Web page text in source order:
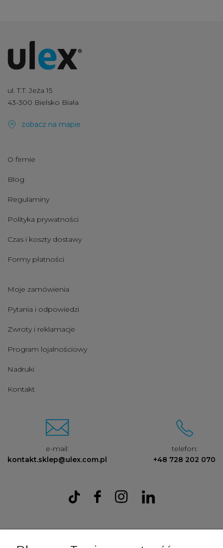
ul. T.T. Jeża 15
43-300 Bielsko Biała
zobacz na mapie
O firmie
Blog
Regulaminy
Polityka prywatności
Czas i koszty dostawy
Formy płatności
Moje zamówienia
Pytania i odpowiedzi
Zwroty i reklamacje
Program lojalnościowy
Nadruki
Kontakt
e-mail:
kontakt.sklep@ulex.com.pl
telefon:
+48 728 202 070
Ulex Sp. z O.O. , ul. T.T. Jeża 15, 43-300 Bielsko Biała, woj. śląskie,